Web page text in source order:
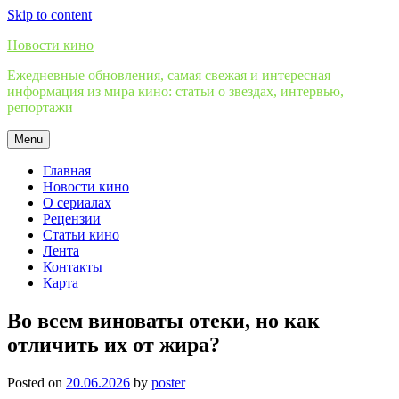
Skip to content
Новости кино
Ежедневные обновления, самая свежая и интересная
информация из мира кино: статьи о звездах, интервью,
репортажи
Menu
Главная
Новости кино
О сериалах
Рецензии
Статьи кино
Лента
Контакты
Карта
Во всем виноваты отеки, но как
отличить их от жира?
Posted on 20.06.2026 by poster